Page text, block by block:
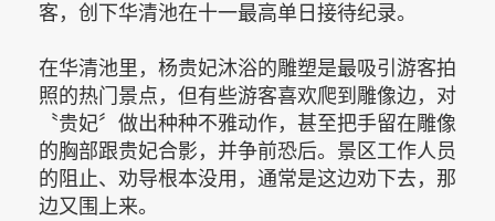
客，创下华清池在十一最高单日接待纪录。
在华清池里，杨贵妃沐浴的雕塑是最吸引游客拍
照的热门景点，但有些游客喜欢爬到雕像边，对
〝贵妃〞做出种种不雅动作，甚至把手留在雕像
的胸部跟贵妃合影，并争前恐后。景区工作人员
的阻止、劝导根本没用，通常是这边劝下去，那
边又围上来。